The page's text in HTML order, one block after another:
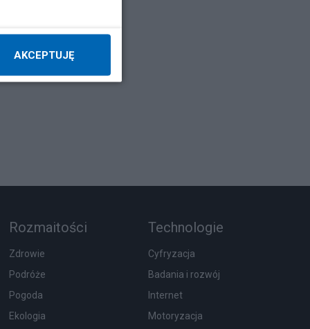
Rozmaitości
Zdrowie
Podróże
Pogoda
Ekologia
Technologie
Cyfryzacja
Badania i rozwój
Internet
Motoryzacja
AKCEPTUJĘ